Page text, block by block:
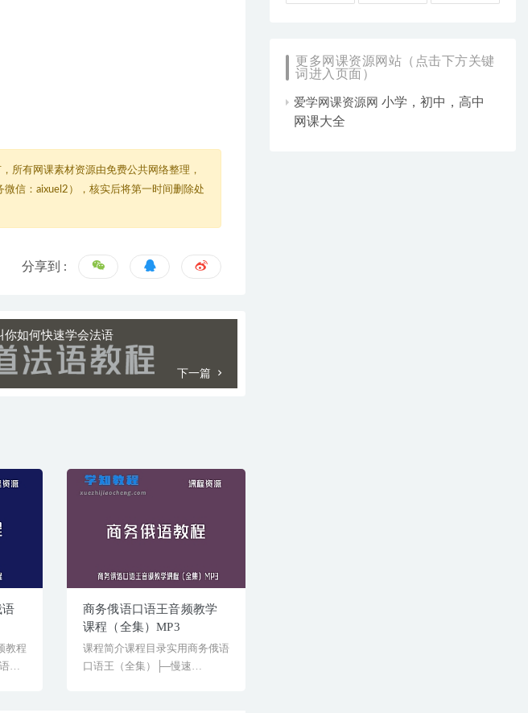
所有网课素材资源由免费公共网络整理，
信：aixuel2），核实后将第一时间删除处
分享到 :
你如何快速学会法语
下一篇
语
教程
字
商务俄语口语王音频教学
课程（全集）MP3
课程简介课程目录实用商务俄语
口语王（全集）├─慢速
更多网课资源网站（点击下方关键
词进入页面）
爱学网课资源网 小学，初中，高中
网课大全